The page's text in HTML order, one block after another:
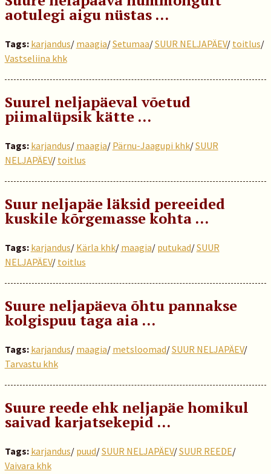
aotulegi aigu nüstas …
Tags: karjandus/ maagia/Setumaa/SUUR NELJAPÄEV/ toitlus/
Vastseliina khk
Suurel neljapäeval võetud
piimalüpsik kätte …
Tags: karjandus/ maagia/ Pärnu-Jaagupi khk/SUUR
NELJAPÄEV/ toitlus
Suur neljapäe läksid pereeided
kuskile kõrgemasse kohta …
Tags: karjandus/ Kärla khk/ maagia/ putukad/SUUR
NELJAPÄEV/ toitlus
Suure neljapäeva õhtu pannakse
kolgispuu taga aia …
Tags: karjandus/ maagia/ metsloomad/SUUR NELJAPÄEV/
Tarvastu khk
Suure reede ehk neljapäe homikul
saivad karjatsekepid ...
Tags: karjandus/ puud/SUUR NELJAPÄEV/SUUR REEDE/
Vaivara khk